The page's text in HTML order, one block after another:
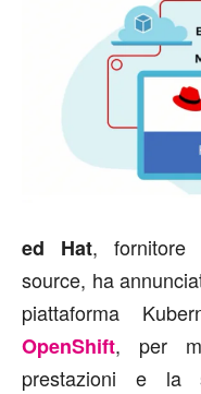
ed Hat, fornitore
source, ha
piattaforma
OpenShift, per
prestazioni e la